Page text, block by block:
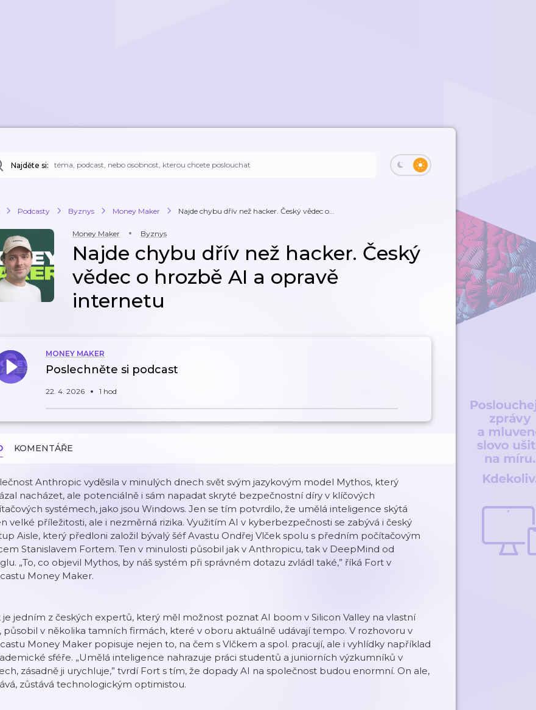
Najděte si:
Podcasty Byznys Money Maker Najde chybu dřív než hacker. Český vědec o...
Money Maker Byznys
Najde chybu dřív než hacker. Český
vědec o hrozbě AI a opravě
internetu
MONEY MAKER
Poslechněte si podcast
22. 4. 2026 1 hod
KOMENTÁŘE
Anthropic vyděsila v minulých dnech svět svým jazykovým model Mythos, který
nacházet, ale potenciálně i sám napadat skryté bezpečnostní díry v klíčových
systémech, jako jsou Windows. Jen se tím potvrdilo, že umělá inteligence skýtá
velké příležitosti, ale i nezměrná rizika. Využitím AI v kyberbezpečnosti se zabývá i český
Aisle, který předloni založil bývalý šéf Avastu Ondřej Vlček spolu s předním počítačovým
Stanislavem Fortem. Ten v minulosti působil jak v Anthropicu, tak v DeepMind od
„To, co objevil Mythos, by náš systém při správném dotazu zvládl také,” říká Fort v
Money Maker.
je jedním z českých expertů, který měl možnost poznat AI boom v Silicon Valley na vlastní
působil v několika tamních firmách, které v oboru aktuálně udávají tempo. V rozhovoru v
Money Maker popisuje nejen to, na čem s Vlčkem a spol. pracují, ale i vyhlídky například
sféře. „Umělá inteligence nahrazuje práci studentů a juniorních výzkumníků v
zásadně ji urychluje,” tvrdí Fort s tím, že dopady AI na společnost budou enormní. On ale,
zůstává technologickým optimistou.